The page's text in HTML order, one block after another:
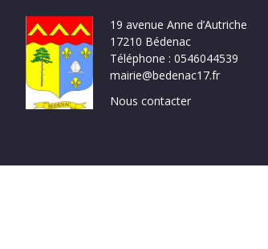
19 avenue Anne d’Autriche
17210 Bédenac
Téléphone : 0546044539
mairie@bedenac17.fr
Nous contacter